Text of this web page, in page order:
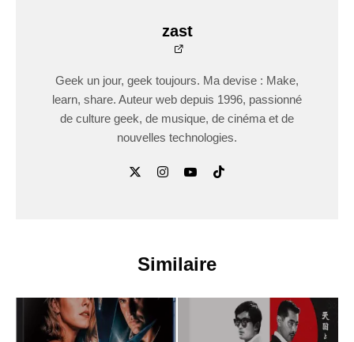
zast
Geek un jour, geek toujours. Ma devise : Make,
learn, share. Auteur web depuis 1996, passionné
de culture geek, de musique, de cinéma et de
nouvelles technologies.
Similaire